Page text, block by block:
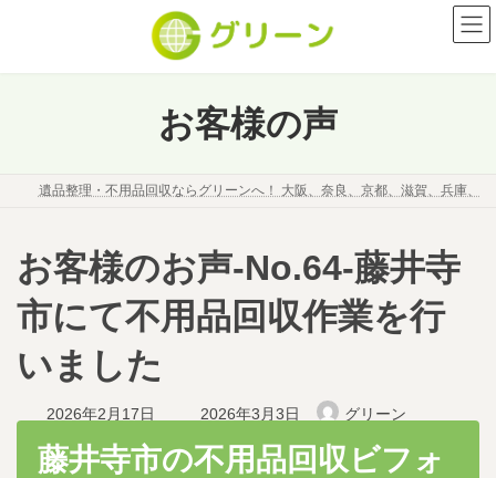
ン
ー
お客様の声
遺品整理・不用品回収ならグリーンへ！ 大阪、奈良、京都、滋賀、兵庫、
お客様のお声-No.64-藤井寺
市にて不用品回収作業を行
いました
2026年2月17日
最
終
更
新
2026年3月3日 グリーン
藤井寺市の不用品回収ビフォ